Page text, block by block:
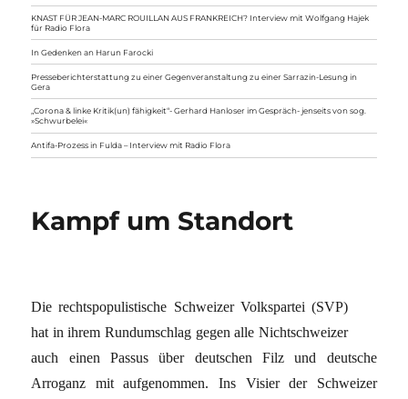
KNAST FÜR JEAN-MARC ROUILLAN AUS FRANKREICH? Interview mit Wolfgang Hajek
für Radio Flora
In Gedenken an Harun Farocki
Presseberichterstattung zu einer Gegenveranstaltung zu einer Sarrazin-Lesung in
Gera
„Corona & linke Kritik(un) fähigkeit“- Gerhard Hanloser im Gespräch- jenseits von sog.
»Schwurbelei«
Antifa-Prozess in Fulda – Interview mit Radio Flora
Kampf um Standort
Die rechtspopulistische Schweizer Volkspartei (SVP)
hat in ihrem Rundumschlag gegen alle Nichtschweizer
auch einen Passus über deutschen Filz und deutsche
Arroganz mit aufgenommen. Ins Visier der Schweizer